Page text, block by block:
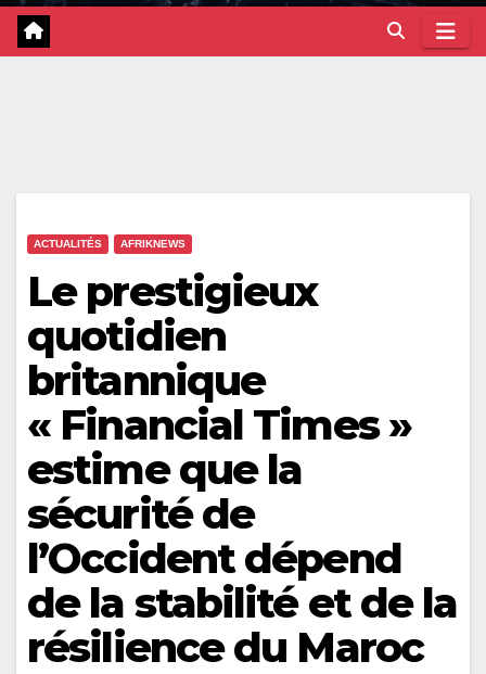
ACTUALITÉS AFRIKNEWS
Le prestigieux
quotidien
britannique
« Financial Times »
estime que la
sécurité de
l’Occident dépend
de la stabilité et de la
résilience du Maroc